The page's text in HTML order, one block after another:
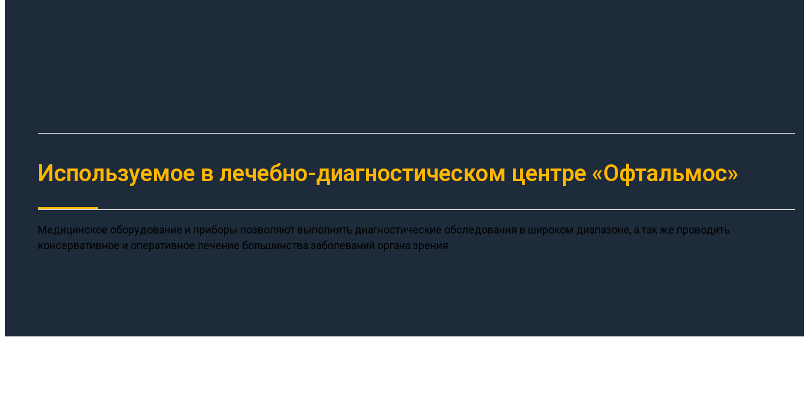
Используемое в лечебно-диагностическом центре «Офтальмос»
Медицинское оборудование и приборы позволяют выполнять диагностические обследования в широком диапазоне, а так же проводить
консервативное и оперативное лечение большинства заболеваний органа зрения